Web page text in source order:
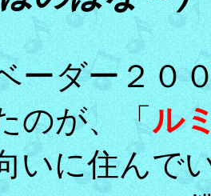
ーダー２０
のが、「ル
いに住んで